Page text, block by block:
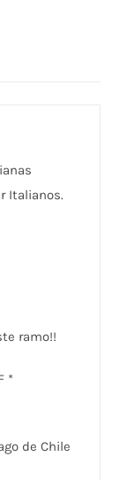
Italianos.
ramo!!
*
de Chile